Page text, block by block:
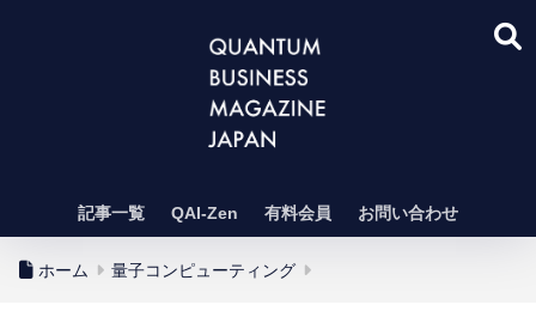
記事一覧 QAI-Zen 有料会員 お問い合わせ
ホーム 量子コンピューティング